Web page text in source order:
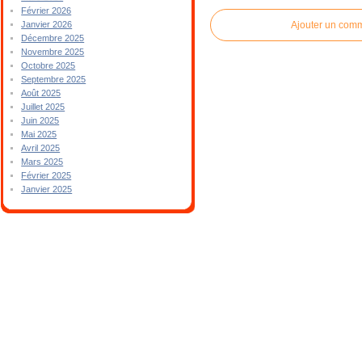
Février 2026
Janvier 2026
Décembre 2025
Novembre 2025
Octobre 2025
Septembre 2025
Août 2025
Juillet 2025
Juin 2025
Mai 2025
Avril 2025
Mars 2025
Février 2025
Janvier 2025
Ajouter un